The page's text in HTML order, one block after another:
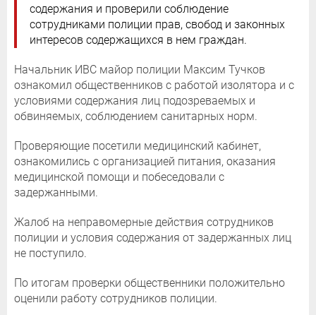
содержания и проверили соблюдение
сотрудниками полиции прав, свобод и законных
интересов содержащихся в нем граждан.
Начальник ИВС майор полиции Максим Тучков
ознакомил общественников с работой изолятора и с
условиями содержания лиц подозреваемых и
обвиняемых, соблюдением санитарных норм.
Проверяющие посетили медицинский кабинет,
ознакомились с организацией питания, оказания
медицинской помощи и побеседовали с
задержанными.
Жалоб на неправомерные действия сотрудников
полиции и условия содержания от задержанных лиц
не поступило.
По итогам проверки общественники положительно
оценили работу сотрудников полиции.